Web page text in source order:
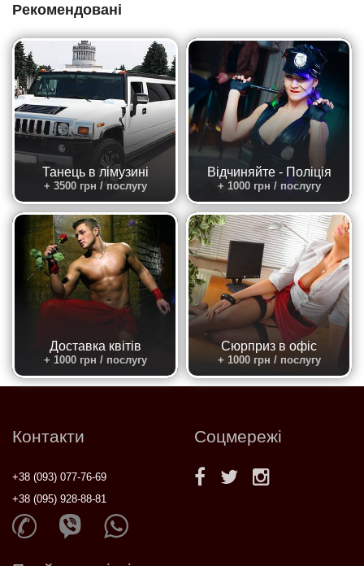
Рекомендовані
Танець в лімузині
+ 3500 грн / послугу
Відчиняйте - Поліція
+ 1000 грн / послугу
Доставка квітів
+ 1000 грн / послугу
Сюрприз в офіс
+ 1000 грн / послугу
Контакти
+38 (093) 077-76-69
+38 (095) 928-88-81
Соцмережі